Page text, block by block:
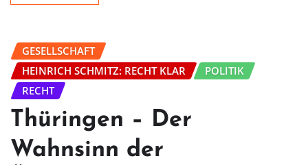
GESELLSCHAFT
HEINRICH SCHMITZ: RECHT KLAR
POLITIK
RECHT
Thüringen – Der
Wahnsinn der